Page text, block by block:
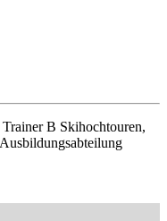
B Skihochtouren,